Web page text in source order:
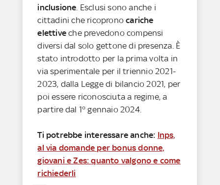
inclusione . Esclusi sono anche i
cittadini che ricopronocariche
elettive che prevedono compensi
diversi dal solo gettone di presenza. È
stato introdotto per la prima volta in
via sperimentale per il triennio 2021-
2023, dalla Legge di bilancio 2021, per
poi essere riconosciuta a regime, a
partire dal 1° gennaio 2024.
Ti potrebbe interessare anche: Inps,
al via domande per bonus donne,
giovani e Zes: quanto valgono e come
richiederli